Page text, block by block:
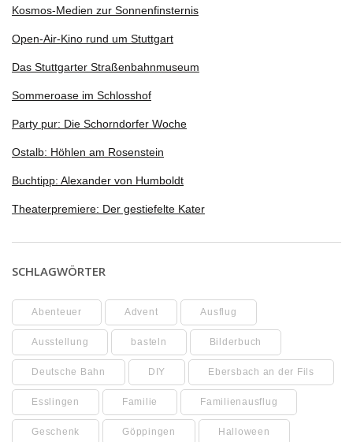
Kosmos-Medien zur Sonnenfinsternis
Open-Air-Kino rund um Stuttgart
Das Stuttgarter Straßenbahnmuseum
Sommeroase im Schlosshof
Party pur: Die Schorndorfer Woche
Ostalb: Höhlen am Rosenstein
Buchtipp: Alexander von Humboldt
Theaterpremiere: Der gestiefelte Kater
SCHLAGWÖRTER
Abenteuer Advent Ausflug
Ausstellung basteln Bilderbuch
Deutsche Bahn DIY Ebersbach an der Fils
Esslingen Familie Familienausflug
Geschenk Göppingen Halloween